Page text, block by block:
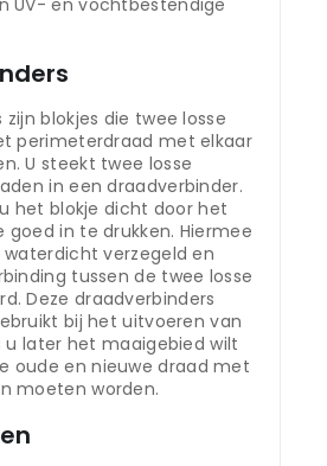
blokjes die twee losse
perimeterdraad met elkaar
U steekt twee losse
in een draadverbinder.
het blokje dicht door het
goed in te drukken. Hiermee
verzegeld en
tussen de twee losse
Deze draadverbinders
bij het uitvoeren van
u later het maaigebied wilt
oude en nieuwe draad met
moeten worden.